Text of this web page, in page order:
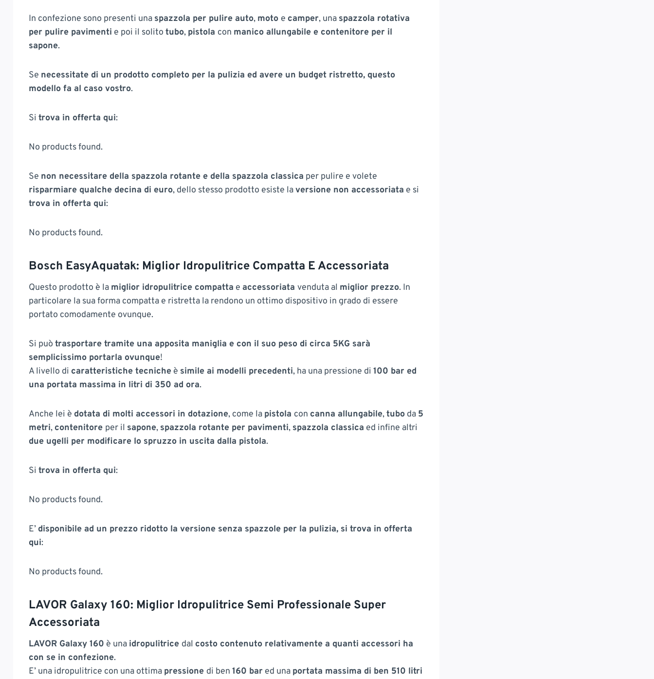
In confezione sono presenti una spazzola per pulire auto, moto e camper, una spazzola rotativa
per pulire pavimenti e poi il solito tubo, pistola con manico allungabile e contenitore per il
sapone.
Se necessitate di un prodotto completo per la pulizia ed avere un budget ristretto, questo
modello fa al caso vostro.
Si trova in offerta qui:
No products found.
Se non necessitare della spazzola rotante e della spazzola classica per pulire e volete
risparmiare qualche decina di euro, dello stesso prodotto esiste laversione non accessoriata e si
trova in offerta qui:
No products found.
Bosch EasyAquatak: Miglior Idropulitrice Compatta E Accessoriata
Questo prodotto è la miglior idropulitrice compatta e accessoriata venduta al miglior prezzo. In
particolare la sua forma compatta e ristretta la rendono un ottimo dispositivo in grado di essere
portato comodamente ovunque.
Si può trasportare tramite una apposita maniglia e con il suo peso di circa 5KG sarà
semplicissimo portarla ovunque!
A livello di caratteristiche tecniche è simile ai modelli precedenti, ha una pressione di 100 bar ed
una portata massima in litri di 350 ad ora.
Anche lei è dotata di molti accessori in dotazione, come la pistola con canna allungabile,tubo da 5
metri, contenitore per il sapone, spazzola rotante per pavimenti, spazzola classica ed infine altri
due ugelli per modificare lo spruzzo in uscita dalla pistola.
Si trova in offerta qui:
No products found.
E’ disponibile ad un prezzo ridotto la versione senza spazzole per la pulizia, si trova in offerta
qui:
No products found.
LAVOR Galaxy 160: Miglior Idropulitrice Semi Professionale Super
Accessoriata
LAVOR Galaxy 160 è una idropulitrice dal costo contenuto relativamente a quanti accessori ha
con se in confezione.
E’ una idropulitrice con una ottima pressione di ben 160 bar ed una portata massima di ben 510 litri